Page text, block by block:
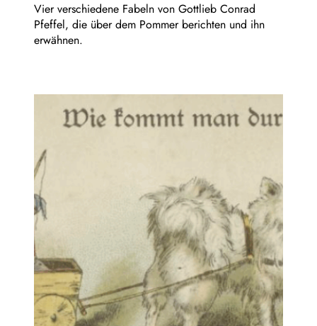
Vier verschiedene Fabeln von Gottlieb Conrad
Pfeffel, die über dem Pommer berichten und ihn
erwähnen.